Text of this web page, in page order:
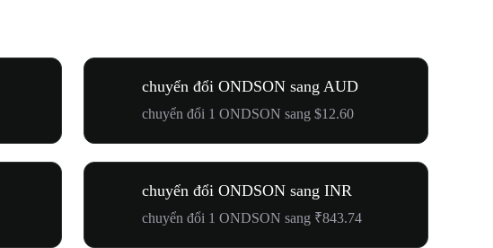
chuyển đổi ONDSON sang AUD
chuyển đổi 1 ONDSON sang $12.60
chuyển đổi ONDSON sang INR
chuyển đổi 1 ONDSON sang ₹843.74